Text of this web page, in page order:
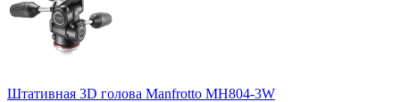
Штативная 3D голова Manfrotto MH804-3W